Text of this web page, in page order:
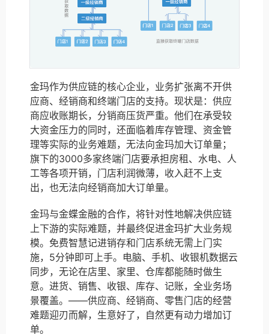
金玛作为供应链的核心企业，业务扩张离不开供
应商、经销商和终端门店的支持。现状是：供应
商应收账期长，分销商压货严重。他们在承受较
大资金压力的同时，还面临着库存管理、资金管
理等实际的业务难题，无法向金玛加大订单量；
旗下的3000多家终端门店要承担房租、水电、人
工等各项开销，门店利润微薄，收入赶不上支
出，也无法向经销商加大订单量。
金玛与金蝶金融的合作，将针对性地解决供应链
上下游的实际难题，并最终促进金玛扩大业务规
模。免费智慧记进销存和门店系统无需上门实
施，5分钟即可上手。电脑、手机、收银机数据云
同步，无论在店里、家里、仓库都能随时做生
意。进货、销售、收银、库存、记账，全业务场
景覆盖。——供应商、经销商、零售门店的经营
难题迎刃而解，生意好了，自然更有动力增加订
单。